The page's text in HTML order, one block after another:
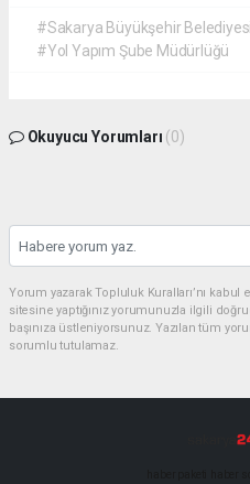
#Sakarya Büyükşehir Belediyesi
#Yol Yapım Şube Müdürlüğü
Okuyucu Yorumları (0)
Yorum yazarak Topluluk Kuralları’nı
sitesine yaptığınız yorumunuzla ilgili
başınıza üstleniyorsunuz. Yazılan tüm
sorumlu tutulamaz.